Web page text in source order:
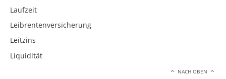
Laufzeit
Leibrentenversicherung
Leitzins
Liquidität
NACH OBEN